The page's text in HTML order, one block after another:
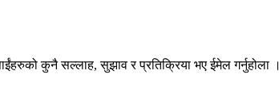
कुनै सल्लाह, सुझाव र प्रतिक्रिया भए ईमेल गर्नुहोला ।